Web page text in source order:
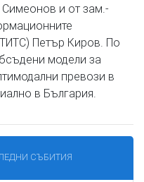
и от зам.-
Петър Киров. По
модели за
превози в
в България.
СЪБИТИЯ